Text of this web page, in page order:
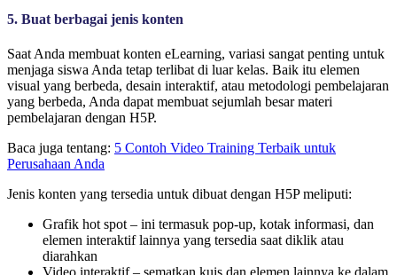
5. Buat berbagai jenis konten
Saat Anda membuat konten eLearning, variasi sangat penting untuk
menjaga siswa Anda tetap terlibat di luar kelas. Baik itu elemen
visual yang berbeda, desain interaktif, atau metodologi pembelajaran
yang berbeda, Anda dapat membuat sejumlah besar materi
pembelajaran dengan H5P.
Baca juga tentang: 5 Contoh Video Training Terbaik untuk
Perusahaan Anda
Jenis konten yang tersedia untuk dibuat dengan H5P meliputi:
Grafik hot spot – ini termasuk pop-up, kotak informasi, dan
elemen interaktif lainnya yang tersedia saat diklik atau
diarahkan
Video interaktif – sematkan kuis dan elemen lainnya ke dalam